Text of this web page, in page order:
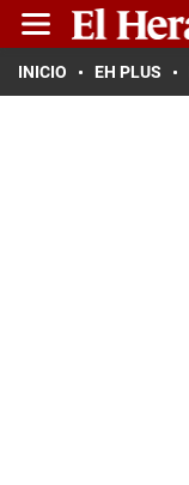
INICIO EH PLUS